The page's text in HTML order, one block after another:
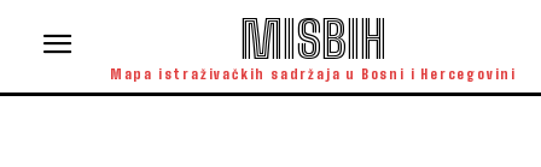
MISBIH
Mapa istraživačkih sadržaja u Bosni i Hercegovini